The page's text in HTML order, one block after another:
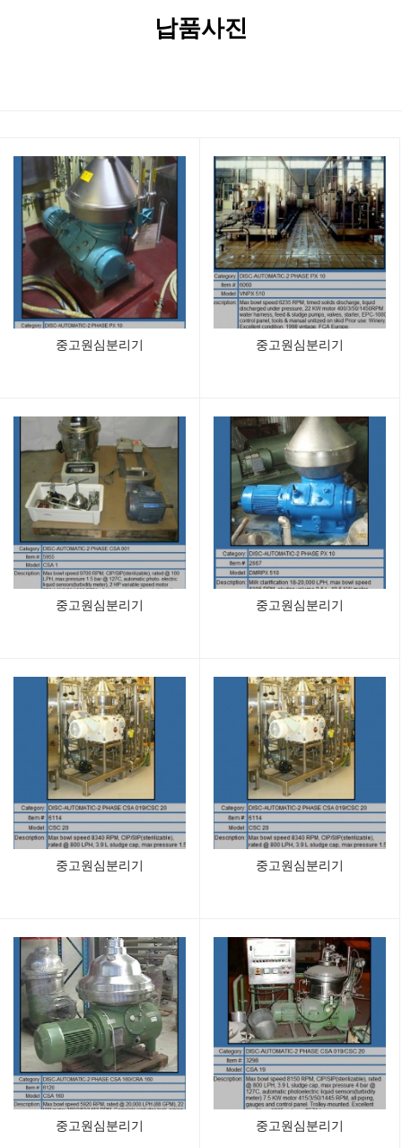
납품사진
중고원심분리기 중고원심분리기
중고원심분리기 중고원심분리기
중고원심분리기 중고원심분리기
중고원심분리기 중고원심분리기